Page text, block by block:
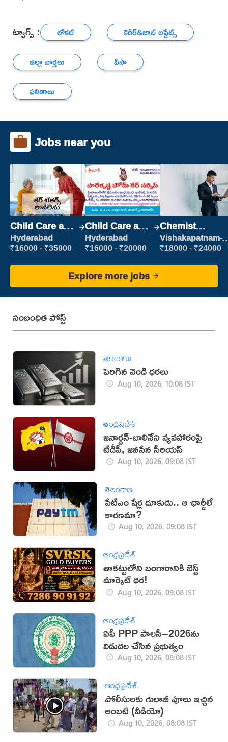
ట్యాగ్స్ : లోకల్
కెరీర్‌&జాబ్ అప్డేట్స్
జిల్లా వార్తలు
వీసా
ఫలితాలు
Jobs near you
Child Care and
Patient care
Hyderabad
₹16000 - ₹35000
Child Care and
Patient care
Hyderabad
₹16000 - ₹20000
Chemist
Production
Executive
Vishakapatnam-
new
₹18000 - ₹24000
Explore more jobs
సంబంధిత పోస్ట్
తెలంగాణ
పెరిగిన వెండి ధరలు
Aug 10, 2026, 10:08 IST
ఆంధ్రప్రదేశ్
జనార్దన్‌-బాలినేని వ్యవహారంపై
టీడీపీ, జనసేన సీరియస్‌
Aug 10, 2026, 09:08 IST
తెలంగాణ
పేటీఎం షేర్ల దూకుడు.. ఆ ఛార్జీలే
కారణమా?
Aug 10, 2026, 09:08 IST
ఆంధ్రప్రదేశ్
తాకట్టులోని బంగారానికి బెస్ట్
మార్కెట్ ధర!
Aug 10, 2026, 09:08 IST
ఆంధ్రప్రదేశ్
ఏపీ PPP పాలసీ–2026ను
విడుద‌ల చేసిన ప్రభుత్వం
Aug 10, 2026, 08:08 IST
ఆంధ్రప్రదేశ్
పోలీసులకు గులాబీ పూలు ఇచ్చిన
అంబటి (వీడియో)
Aug 10, 2026, 08:08 IST